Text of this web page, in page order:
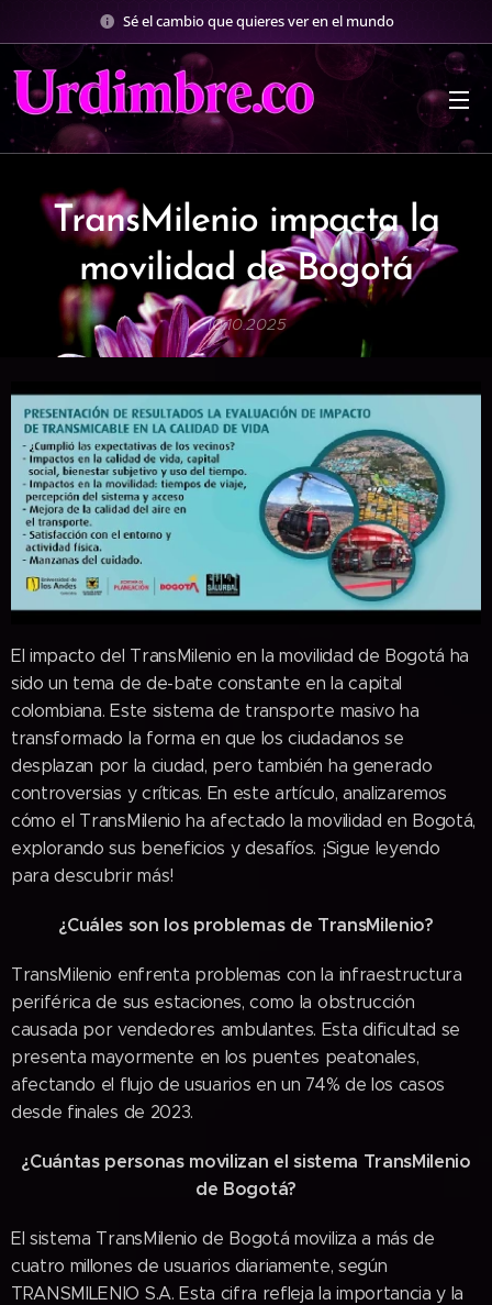
Sé el cambio que quieres ver en el mundo
TransMilenio impacta la
movilidad de Bogotá
10.10.2025
El impacto del TransMilenio en la movilidad de Bogotá ha
sido un tema de de-bate constante en la capital
colombiana. Este sistema de transporte masivo ha
transformado la forma en que los ciudadanos se
desplazan por la ciudad, pero también ha generado
controversias y críticas. En este artículo, analizaremos
cómo el TransMilenio ha afectado la movilidad en Bogotá,
explorando sus beneficios y desafíos. ¡Sigue leyendo
para descubrir más!
¿Cuáles son los problemas de TransMilenio?
TransMilenio enfrenta problemas con la infraestructura
periférica de sus estaciones, como la obstrucción
causada por vendedores ambulantes. Esta dificultad se
presenta mayormente en los puentes peatonales,
afectando el flujo de usuarios en un 74% de los casos
desde finales de 2023.
¿Cuántas personas movilizan el sistema TransMilenio
de Bogotá?
El sistema TransMilenio de Bogotá moviliza a más de
cuatro millones de usuarios diariamente, según
TRANSMILENIO S.A. Esta cifra refleja la importancia y la